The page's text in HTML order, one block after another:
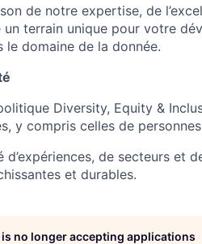
de notre expertise, de
terrain unique pour votre
le domaine de la donnée.
Diversity, Equity &
y compris celles de
d’expériences, de secteurs et
et durables.
no longer accepting applications